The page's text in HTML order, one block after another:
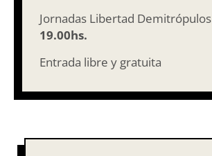
Jornadas Libertad Demitrópulos
19.00hs.
Entrada libre y gratuita